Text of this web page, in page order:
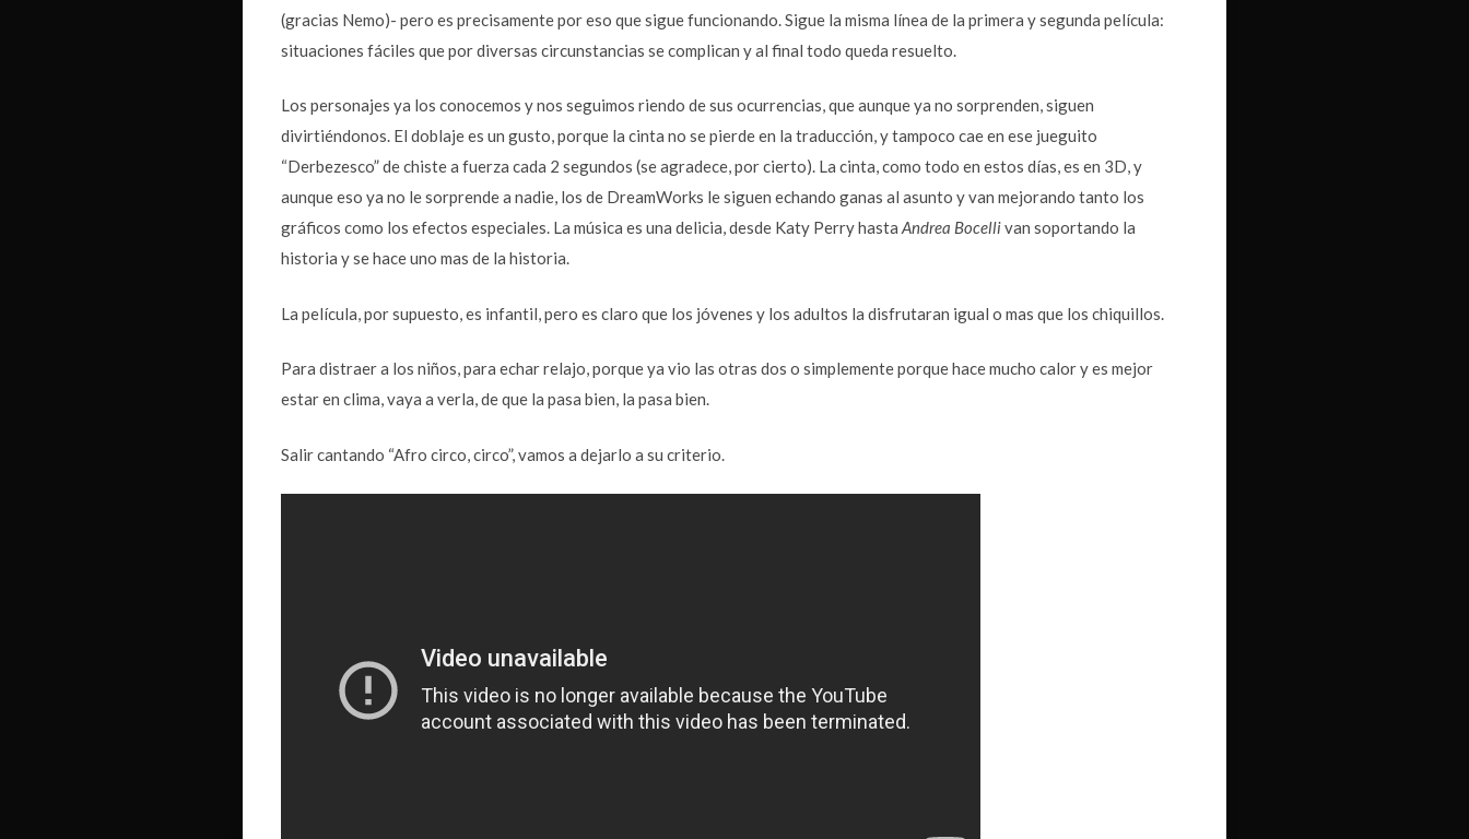
(gracias Nemo)- pero es precisamente por eso que sigue funcionando. Sigue la misma línea de la primera y segunda película:
situaciones fáciles que por diversas circunstancias se complican y al final todo queda resuelto.
Los personajes ya los conocemos y nos seguimos riendo de sus ocurrencias, que aunque ya no sorprenden, siguen
divirtiéndonos. El doblaje es un gusto, porque la cinta no se pierde en la traducción, y tampoco cae en ese jueguito
“Derbezesco” de chiste a fuerza cada 2 segundos (se agradece, por cierto). La cinta, como todo en estos días, es en 3D, y
aunque eso ya no le sorprende a nadie, los de DreamWorks le siguen echando ganas al asunto y van mejorando tanto los
gráficos como los efectos especiales. La música es una delicia, desde Katy Perry hasta Andrea Bocellivan soportando la
historia y se hace uno mas de la historia.
La película, por supuesto, es infantil, pero es claro que los jóvenes y los adultos la disfrutaran igual o mas que los chiquillos.
Para distraer a los niños, para echar relajo, porque ya vio las otras dos o simplemente porque hace mucho calor y es mejor
estar en clima, vaya a verla, de que la pasa bien, la pasa bien.
Salir cantando “Afro circo, circo”, vamos a dejarlo a su criterio.